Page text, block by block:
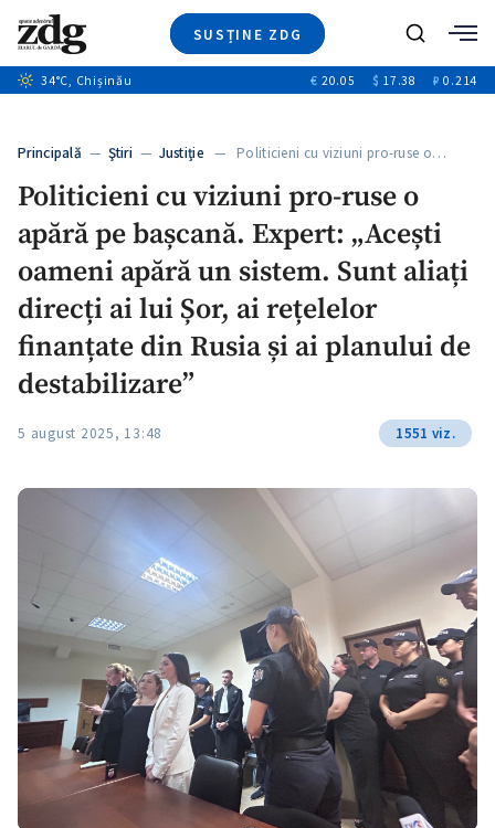
SUSȚINE ZDG
Ştiri
+11
Video
Special
Blog
ZdGust
Caută
34°C, Chișinău € 20.05 $ 17.38 ₽ 0.214
Principală — Ştiri — Justiție— Politicieni cu viziuni pro-ruse o…
Politicieni cu viziuni pro-ruse o
apără pe bașcană. Expert: „Acești
oameni apără un sistem. Sunt aliați
direcți ai lui Șor, ai rețelelor
finanțate din Rusia și ai planului de
destabilizare”
5 august 2025, 13:48 1551 viz.